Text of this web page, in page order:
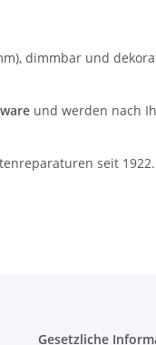
dimmbar und
und werden nach
seit 1922.
Gesetzliche